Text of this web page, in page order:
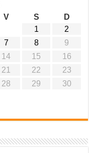
V S
D
1
2
7 8
9
14 15
16
21 22
23
28 29
30